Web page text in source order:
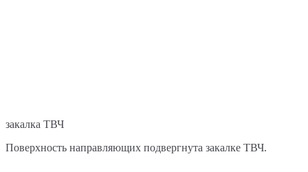
закалка ТВЧ
Поверхность направляющих подвергнута закалке ТВЧ.